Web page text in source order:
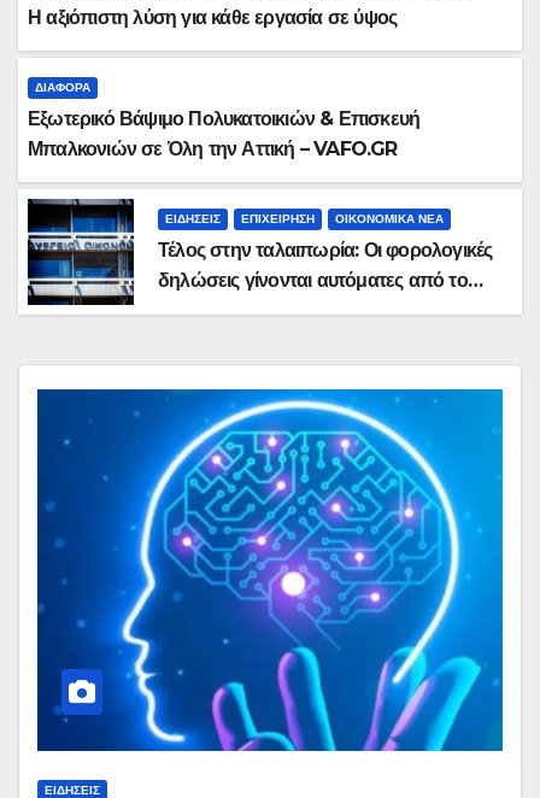
Η αξιόπιστη λύση για κάθε εργασία σε ύψος
ΔΙΆΦΟΡΑ
Εξωτερικό Βάψιμο Πολυκατοικιών & Επισκευή
Μπαλκονιών σε Όλη την Αττική – VAFO.GR
ΕΙΔΉΣΕΙΣ ΕΠΙΧΕΊΡΗΣΗ ΟΙΚΟΝΟΜΙΚΆ ΝΈΑ
Τέλος στην ταλαιπωρία: Οι φορολογικές
δηλώσεις γίνονται αυτόματες από το
2027
ΕΙΔΉΣΕΙΣ